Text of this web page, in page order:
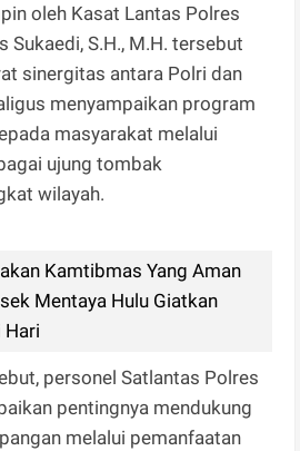
oleh Kasat Lantas Polres
Sukaedi, S.H., M.H. tersebut
sinergitas antara Polri dan
menyampaikan program
masyarakat melalui
ujung tombak
wilayah.
Kamtibmas Yang Aman
Mentaya Hulu Giatkan
Hari
personel Satlantas Polres
pentingnya mendukung
melalui pemanfaatan